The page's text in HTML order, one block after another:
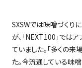
SXSWでは味噌づくり
が、「NEXT100 」では
ていました。「多くの
た。今流通している味